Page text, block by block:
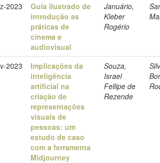
2023
Guia ilustrado de
introdução as
práticas de
cinema e
audiovisual
Januário,
Kleber
Rogério
2023
Implicações da
inteligência
artificial na
criação de
representações
visuais de
pessoas: um
estudo de caso
com a ferramenta
Midjourney
Souza,
Israel
Fellipe de
Rezende